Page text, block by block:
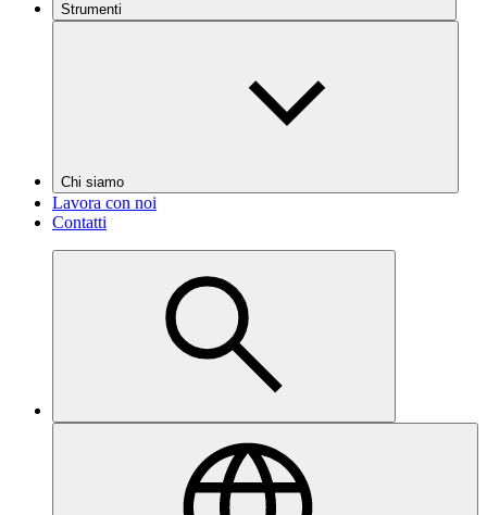
Strumenti
Chi siamo
Lavora con noi
Contatti